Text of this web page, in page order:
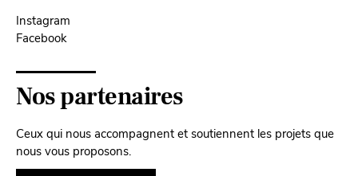
Instagram
Facebook
Nos partenaires
Ceux qui nous accompagnent et soutiennent les projets que
nous vous proposons.